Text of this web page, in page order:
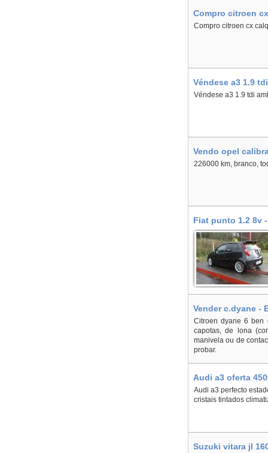
Compro citroen
Compro citroen cx
Véndese a3 1.9
Véndese a3 1.9 tdi
Vendo opel
226000 km, branco,
Fiat punto 1.2 8v
Vender c.dyane -
Citroen dyane 6 ben
capotas, de lona
manivela ou de
probar.
Audi a3 oferta
Audi a3 perfecto
cristais tintados
Suzuki vitara jl